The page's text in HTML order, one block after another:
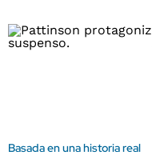
Basada en una historia real